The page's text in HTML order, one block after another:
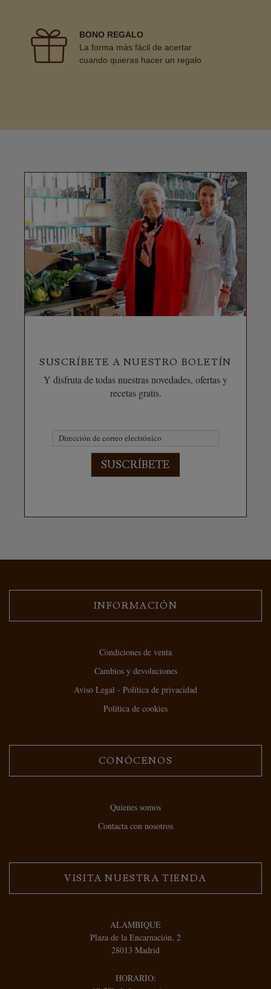
BONO REGALO
La forma más fácil de acertar
cuando quieras hacer un regalo
SUSCRÍBETE A NUESTRO BOLETÍN
Y disfruta de todas nuestras novedades, ofertas y
recetas gratis.
SUSCRÍBETE
INFORMACIÓN
Condiciones de venta
Cambios y devoluciones
Aviso Legal - Política de privacidad
Política de cookies
CONÓCENOS
Quienes somos
Contacta con nosotros
VISITA NUESTRA TIENDA
ALAMBIQUE
Plaza de la Encarnación, 2
28013 Madrid
HORARIO: